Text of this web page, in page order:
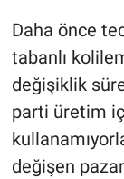
Daha önce
tabanlı
değişiklik
parti üretim
değişen